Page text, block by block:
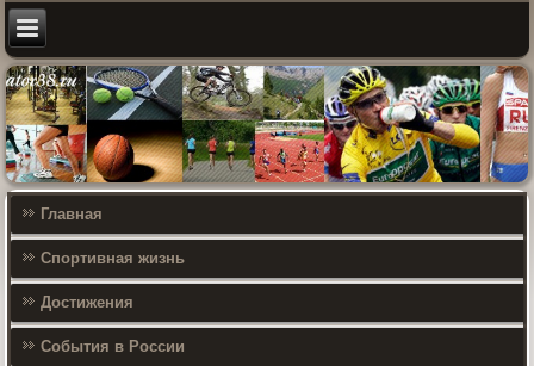
Главная
Спортивная жизнь
Достижения
События в России